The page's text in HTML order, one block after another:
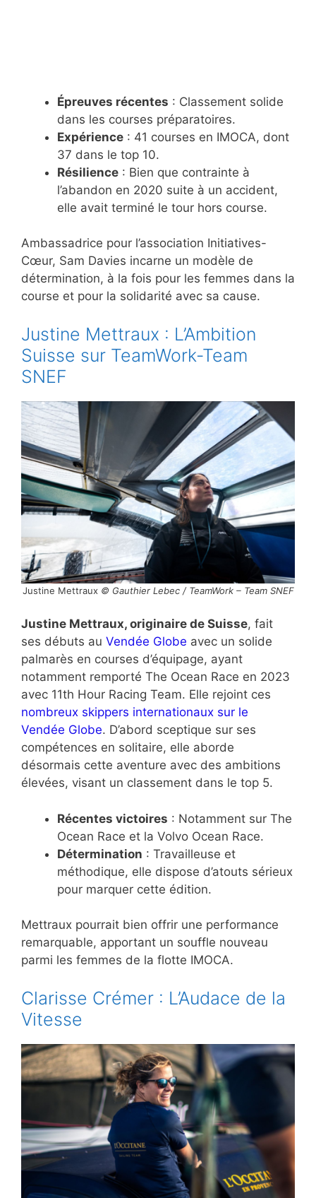
Épreuves récentes : Classement solide
dans les courses préparatoires.
Expérience : 41 courses en IMOCA, dont
37 dans le top 10.
Résilience : Bien que contrainte à
l’abandon en 2020 suite à un accident,
elle avait terminé le tour hors course.
Ambassadrice pour l’association Initiatives-
Cœur, Sam Davies incarne un modèle de
détermination, à la fois pour les femmes dans la
course et pour la solidarité avec sa cause.
Justine Mettraux : L’Ambition
Suisse sur TeamWork-Team
SNEF
Justine Mettraux© Gauthier Lebec / TeamWork – Team SNEF
Justine Mettraux, originaire de Suisse, fait
ses débuts au Vendée Globe avec un solide
palmarès en courses d’équipage, ayant
notamment remporté The Ocean Race en 2023
avec 11th Hour Racing Team. Elle rejoint ces
nombreux skippers internationaux sur le
Vendée Globe. D’abord sceptique sur ses
compétences en solitaire, elle aborde
désormais cette aventure avec des ambitions
élevées, visant un classement dans le top 5.
Récentes victoires : Notamment sur The
Ocean Race et la Volvo Ocean Race.
Détermination : Travailleuse et
méthodique, elle dispose d’atouts sérieux
pour marquer cette édition.
Mettraux pourrait bien offrir une performance
remarquable, apportant un souffle nouveau
parmi les femmes de la flotte IMOCA.
Clarisse Crémer : L’Audace de la
Vitesse